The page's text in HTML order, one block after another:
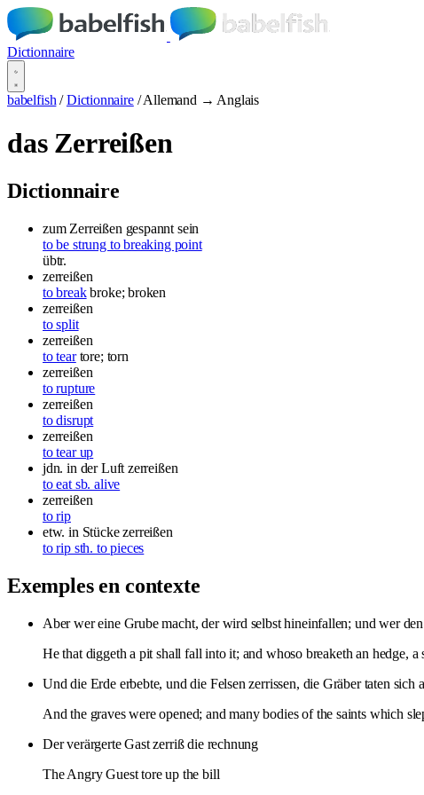
Dictionnaire
babelfish / Dictionnaire / Allemand → Anglais
das Zerreißen
Dictionnaire
zum Zerreißen gespannt sein
to be strung to breaking point
übtr.
zerreißen
to break broke; broken
zerreißen
to split
zerreißen
to tear tore; torn
zerreißen
to rupture
zerreißen
to disrupt
zerreißen
to tear up
jdn. in der Luft zerreißen
to eat sb. alive
zerreißen
to rip
etw. in Stücke zerreißen
to rip sth. to pieces
Exemples en contexte
Aber wer eine Grube macht, der wird selbst hineinfallen; und wer
He that diggeth a pit shall fall into it; and whoso breaketh an hedge, a
Und die Erde erbebte, und die Felsen zerrissen, die Gräber taten
And the graves were opened; and many bodies of the saints which
Der verärgerte Gast zerriß die rechnung
The Angry Guest tore up the bill